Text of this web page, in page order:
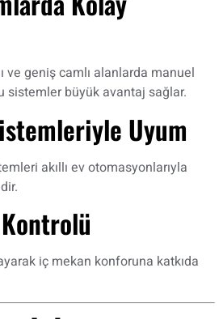
ve geniş camlı alanlarda manuel
sistemler büyük avantaj sağlar.
Uyum
akıllı ev otomasyonlarıyla
iç mekan konforuna katkıda